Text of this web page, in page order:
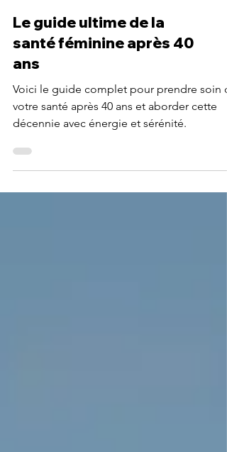
Le guide ultime de la
santé féminine après 40
ans
Voici le guide complet pour prendre soin
décennie avec énergie et sérénité.